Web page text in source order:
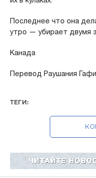
Последнее что она
утро — убирает двумя
Канада
Перевод Раушания
ТЕГИ: